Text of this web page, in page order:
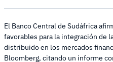
El Banco Central de Sudáfrica
favorables para la integración de
distribuido en los mercados
Bloomberg, citando un informe